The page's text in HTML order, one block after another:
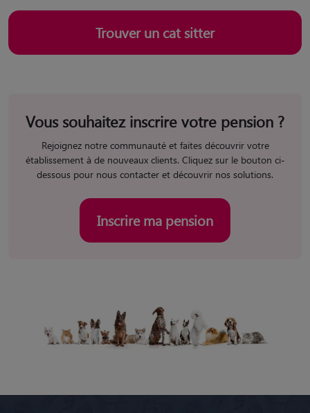
Trouver un cat sitter
Vous souhaitez inscrire votre pension ?
Rejoignez notre communauté et faites découvrir votre
établissement à de nouveaux clients. Cliquez sur le bouton ci-
dessous pour nous contacter et découvrir nos solutions.
Inscrire ma pension